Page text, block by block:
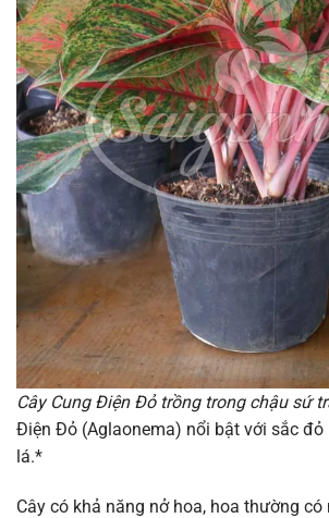
Cây Cung Điện Đỏ trồng trong chậu sứ
Điện Đỏ (Aglaonema) nổi bật với sắc đỏ
lá.*
Cây có khả năng nở hoa, hoa thường